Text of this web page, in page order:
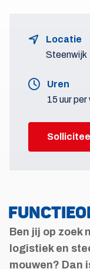
Locatie
Steenwijk
Uren
15 uur per
Ben jij op zoek
logistiek en
mouwen? Dan